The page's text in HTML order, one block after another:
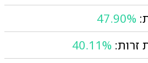
47.90%
זרות: 40.11%